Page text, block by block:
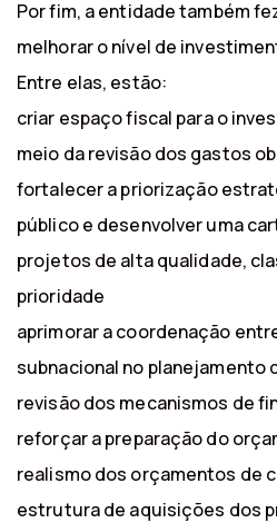
Por fim, a entidade também
melhorar o nível de
Entre elas, estão:
criar espaço fiscal para o
meio da revisão dos gastos
fortalecer a priorização
público e desenvolver uma
projetos de alta qualidade,
prioridade
aprimorar a coordenação
subnacional no planejamento
revisão dos mecanismos de
reforçar a preparação do
realismo dos orçamentos de
estrutura de aquisições dos